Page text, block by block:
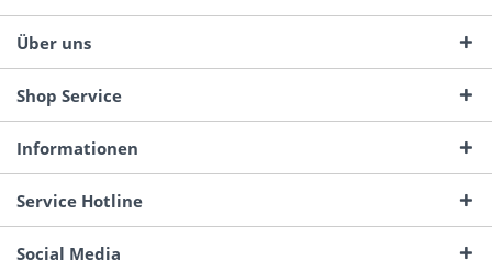
Über uns
Shop Service
Informationen
Service Hotline
Social Media